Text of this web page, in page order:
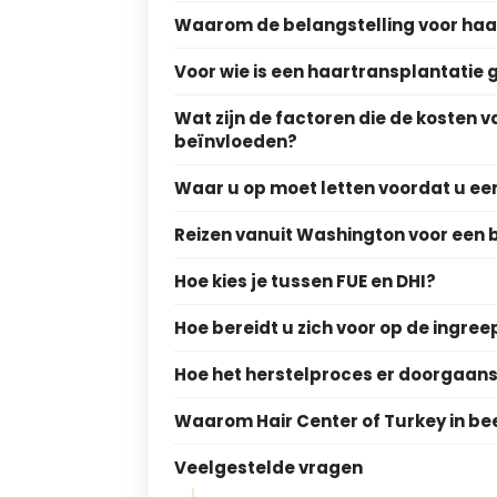
Waarom de belangstelling voor
Voor wie is een haartransplantatie
Wat zijn de factoren die de kosten
beïnvloeden?
Waar u op moet letten voordat u
Reizen vanuit Washington voor een
Hoe kies je tussen FUE en DHI?
Hoe bereidt u zich voor op de
Hoe het herstelproces er
Waarom Hair Center of Turkey in
Veelgestelde vragen